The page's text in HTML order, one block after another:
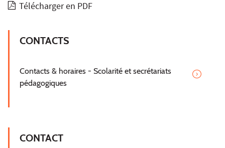
Télécharger en PDF
CONTACTS
Contacts & horaires - Scolarité et secrétariats
pédagogiques
CONTACT